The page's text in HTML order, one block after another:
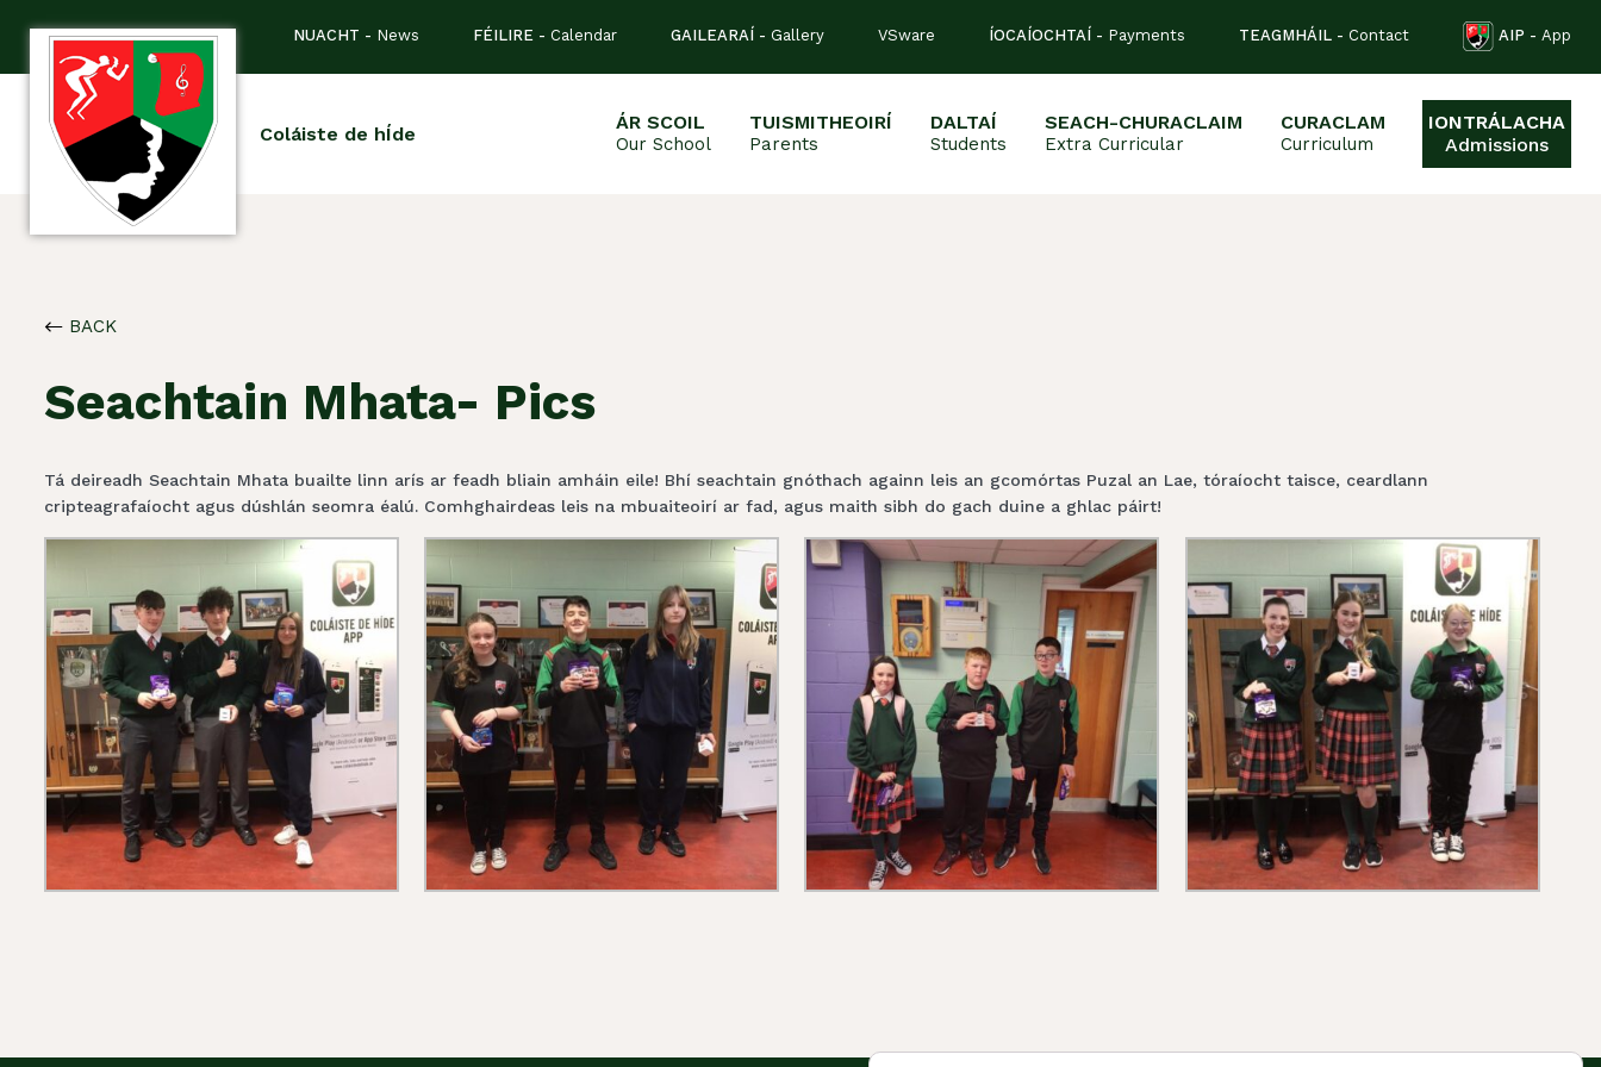
NUACHT - News FÉILIRE - Calendar GAILEARAÍ - Gallery VSware ÍOCAÍOCHTAÍ - Payments TEAGMHÁIL - Contact AIP - App
Coláiste de hÍde
ÁR SCOIL
Our School
TUISMITHEOIRÍ
Parents
DALTAÍ
Students
SEACH-CHURACLAIM
Extra Curricular
CURACLAM
Curriculum
IONTRÁLACHA
Admissions
BACK
Seachtain Mhata- Pics
Tá deireadh Seachtain Mhata buailte linn arís ar feadh bliain amháin eile! Bhí seachtain gnóthach againn leis an gcomórtas Puzal an Lae, tóraíocht taisce, ceardlann
cripteagrafaíocht agus dúshlán seomra éalú. Comhghairdeas leis na mbuaiteoirí ar fad, agus maith sibh do gach duine a ghlac páirt!